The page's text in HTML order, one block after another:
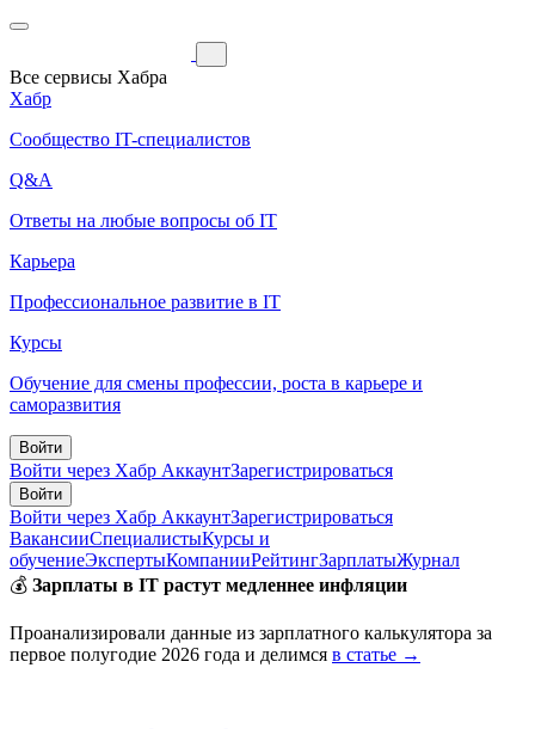
Все сервисы Хабра
Хабр
Сообщество IT-специалистов
Q&A
Ответы на любые вопросы об IT
Карьера
Профессиональное развитие в IT
Курсы
Обучение для смены профессии, роста в карьере и
саморазвития
Войти
Войти через Хабр АккаунтЗарегистрироваться
Войти
Войти через Хабр АккаунтЗарегистрироваться
ВакансииСпециалистыКурсы и
обучениеЭкспертыКомпанииРейтингЗарплатыЖурнал
💰 Зарплаты в IT растут медленнее инфляции
Проанализировали данные из зарплатного калькулятора за
первое полугодие 2026 года и делимся в статье →